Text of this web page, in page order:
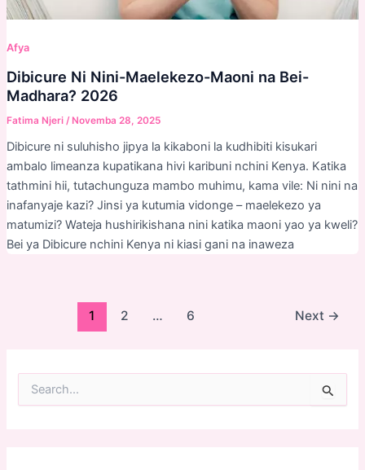
Afya
Dibicure Ni Nini-Maelekezo-Maoni na Bei-
Madhara? 2026
Fatima Njeri /Novemba 28, 2025
Dibicure ni suluhisho jipya la kikaboni la kudhibiti kisukari
ambalo limeanza kupatikana hivi karibuni nchini Kenya. Katika
tathmini hii, tutachunguza mambo muhimu, kama vile: Ni nini na
inafanyaje kazi? Jinsi ya kutumia vidonge – maelekezo ya
matumizi? Wateja hushirikishana nini katika maoni yao ya kweli?
Bei ya Dibicure nchini Kenya ni kiasi gani na inaweza
1 2 … 6 Next →